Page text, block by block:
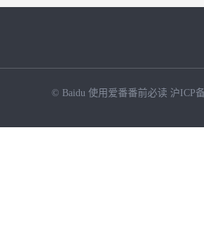
© Baidu 使用爱番番前必读 沪ICP